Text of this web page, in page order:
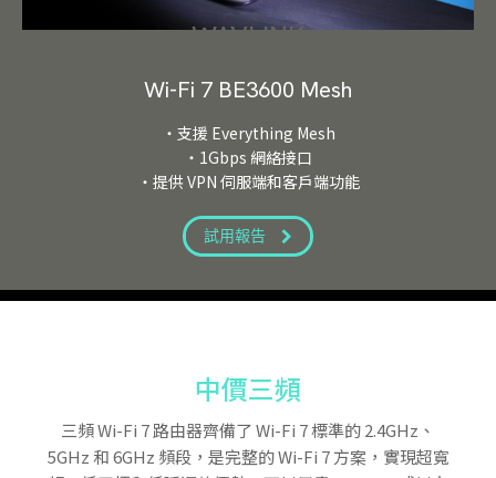
WAVLINK
Wi-Fi 7 BE3600 Mesh
・支援 Everything Mesh
・1Gbps 網絡接口
・提供 VPN 伺服端和客戶端功能
試用報告
中價三頻
三頻 Wi-Fi 7 路由器齊備了 Wi-Fi 7 標準的 2.4GHz、
5GHz 和 6GHz 頻段，是完整的 Wi-Fi 7 方案，實現超寬